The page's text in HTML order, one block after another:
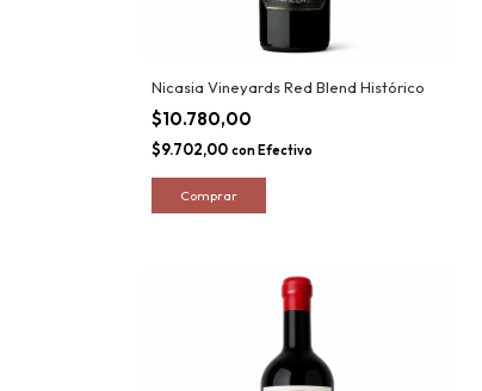
Nicasia Vineyards Red Blend Histórico
$10.780,00
$9.702,00 conEfectivo